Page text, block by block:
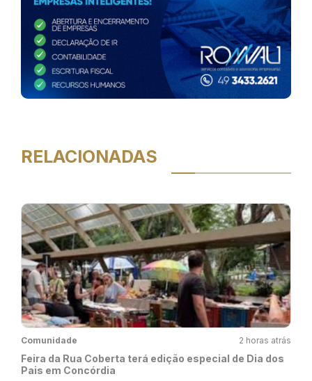
RELACIONADAS
Comunidade 2 horas atrás
Feira da Rua Coberta terá edição especial de Dia dos
Pais em Concórdia